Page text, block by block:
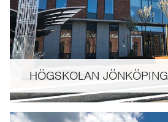
HÖGSKOLAN JÖNKÖPING